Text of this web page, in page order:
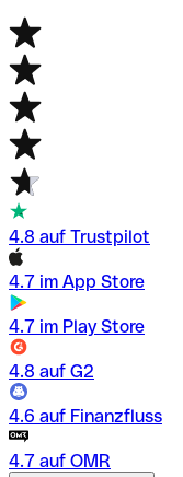
4.8 auf Trustpilot
4.7 im App Store
4.7 im Play Store
4.8 auf G2
4.6 auf Finanzfluss
4.7 auf OMR